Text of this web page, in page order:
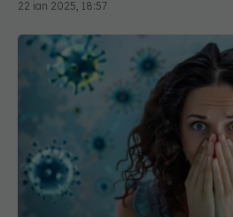
22 ian 2025, 18:57